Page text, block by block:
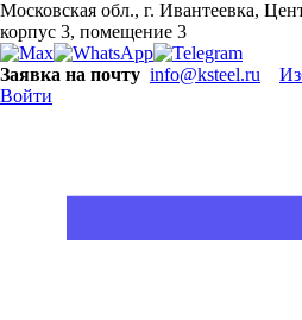
Московская обл., г. Ивантеевка,
корпус 3, помещение 3
Заявка на почту info@ksteel.ru
Войти